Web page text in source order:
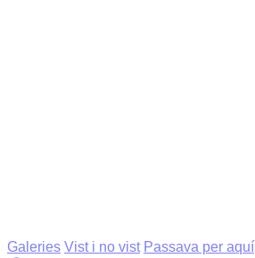
Galeries Vist i no vist Passava per aquí